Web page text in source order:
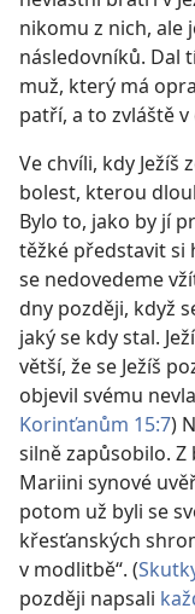
nikomu z nich, ale
následovníků. Dal
muž, který má
patří, a to zvláště
Ve chvíli, kdy
bolest, kterou
Bylo to, jako by jí
těžké představit si
se nedovedeme
dny později, když
jaký se kdy stal.
větší, že se Ježíš
objevil svému
Korinťanům 15:7)
silně zapůsobilo. Z
Mariini synové
potom už byli se
křesťanských
v modlitbě“. (
později napsali